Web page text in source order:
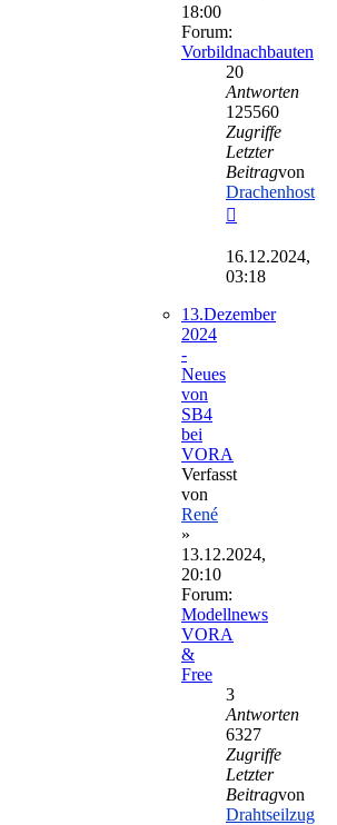
18:00
Forum:
Vorbildnachbauten
20
Antworten
125560
Zugriffe
Letzter
Beitragvon
Drachenhost
Beitrag
16.12.2024,
03:18
13.Dezember
2024
-
Neues
von
SB4
bei
VORA
Verfasst
von
René
»
13.12.2024,
20:10
Forum:
Modellnews
VORA
&
Free
3
Antworten
6327
Zugriffe
Letzter
Beitragvon
Drahtseilzug